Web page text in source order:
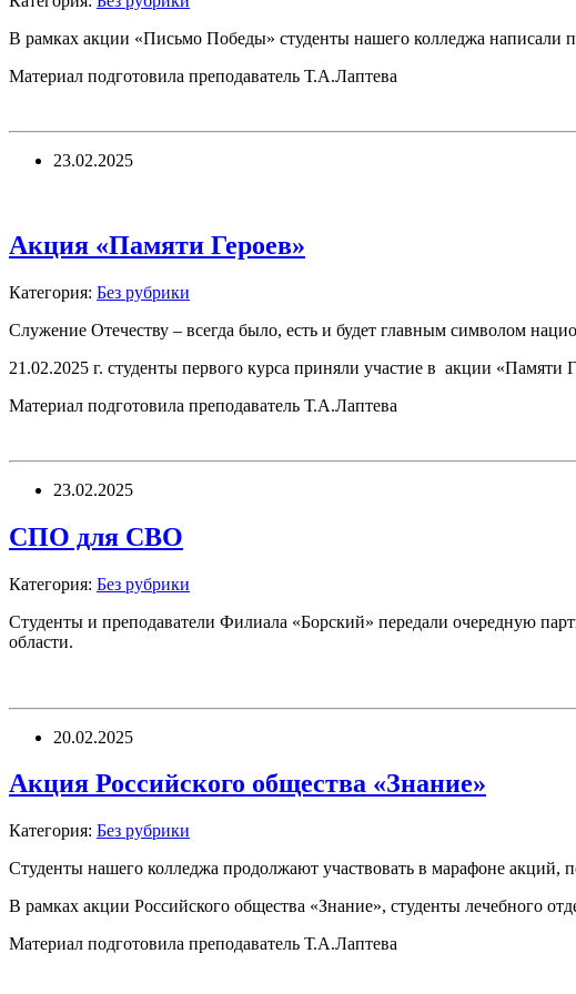
В рамках акции «Письмо Победы» студенты нашего колледжа написали
Материал подготовила преподаватель Т.А.Лаптева
23.02.2025
Акция «Памяти Героев»
Категория: Без рубрики
Служение Отечеству – всегда было, есть и будет главным символом
21.02.2025 г. студенты первого курса приняли участие в акции
Материал подготовила преподаватель Т.А.Лаптева
23.02.2025
СПО для СВО
Категория: Без рубрики
Студенты и преподаватели Филиала «Борский» передали очередную
области.
20.02.2025
Акция Российского общества «Знание»
Категория: Без рубрики
Студенты нашего колледжа продолжают участвовать в марафоне
В рамках акции Российского общества «Знание», студенты лечебного
Материал подготовила преподаватель Т.А.Лаптева